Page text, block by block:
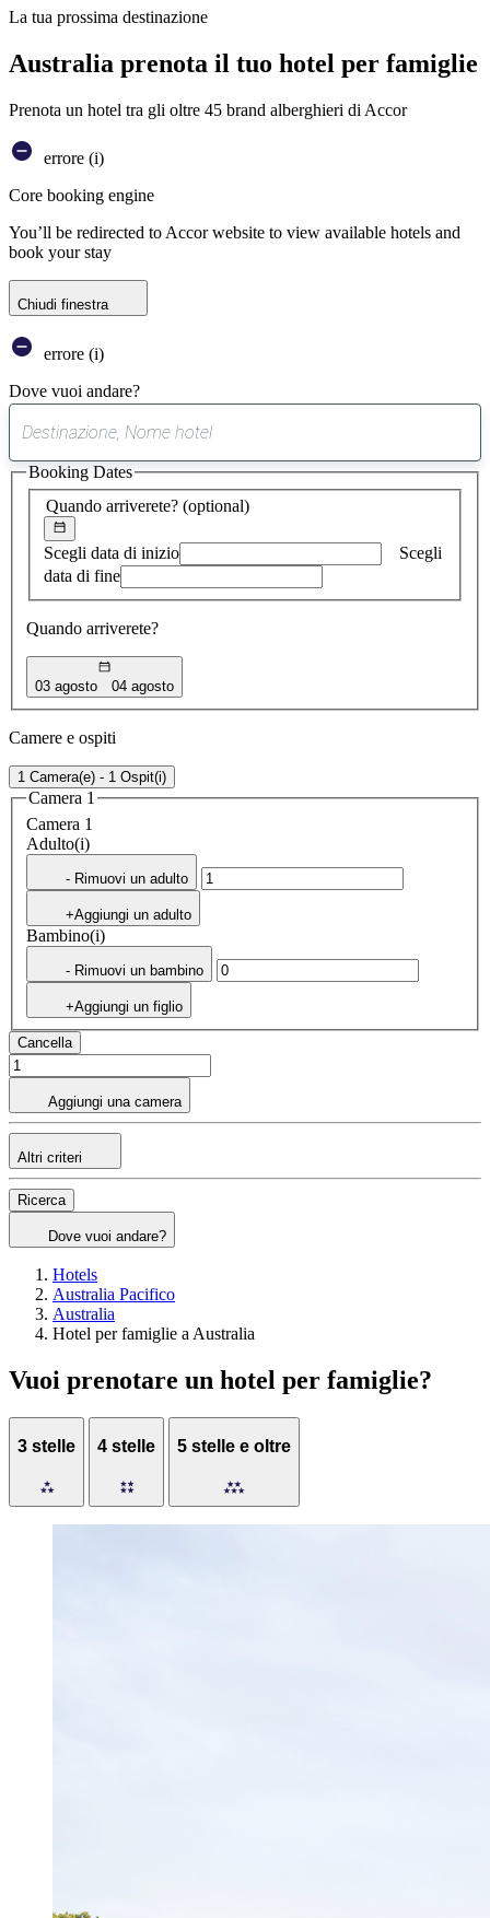
La tua prossima destinazione
Australia prenota il tuo hotel per famiglie
Prenota un hotel tra gli oltre 45 brand alberghieri di Accor
errore (i)
Core booking engine
You’ll be redirected to Accor website to view available hotels and
book your stay
Chiudi finestra
errore (i)
Dove vuoi andare?
suggerimento
trovato
Quando arriverete? (optional)
Scegli data di inizio
Scegli
data di fine
Quando arriverete?
03 agosto 04 agosto
Booking Dates
Camere e ospiti
1 Camera(e) - 1 Ospit(i)
Camera 1
Camera 1
Adulto(i)
- Rimuovi un adulto
+Aggiungi un adulto
Bambino(i)
- Rimuovi un bambino
+Aggiungi un figlio
Cancella
Aggiungi una camera
Altri criteri
Ricerca
Dove vuoi andare?
Hotels
Australia Pacifico
Australia
Hotel per famiglie a Australia
Vuoi prenotare un hotel per famiglie?
3 stelle 4 stelle 5 stelle e oltre